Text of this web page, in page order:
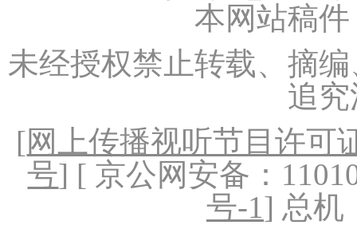
本网站稿
未经授权禁止转载、摘
追
[网上传播视听节目许可
号] [ 京公网安备：
号-1] 总机